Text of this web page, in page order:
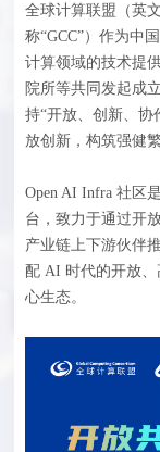
全球计算联盟（英
称“GCC”）作为中
计算领域的技术提
院所等共同发起成
持“开放、创新、协
放创新，构筑强健
Open AI Infra 社区
台，致力于通过开
产业链上下游伙伴
配 AI 时代的开放
心生态。